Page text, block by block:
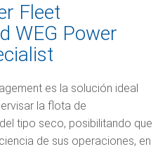
Fleet
WEG Power
es la solución ideal
la flota de
tipo seco, posibilitando que
de sus operaciones, en